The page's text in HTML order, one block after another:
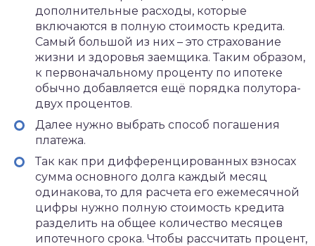
дополнительные расходы, которые
включаются в полную стоимость кредита.
Самый большой из них – это страхование
жизни и здоровья заемщика. Таким образом,
к первоначальному проценту по ипотеке
обычно добавляется ещё порядка полутора-
двух процентов.
Далее нужно выбрать способ погашения
платежа.
Так как при дифференцированных взносах
сумма основного долга каждый месяц
одинакова, то для расчета его ежемесячной
цифры нужно полную стоимость кредита
разделить на общее количество месяцев
ипотечного срока. Чтобы рассчитать процент,